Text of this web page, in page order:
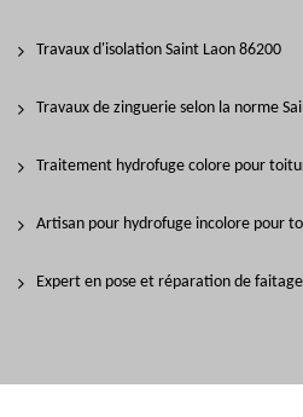
Travaux d'isolation Saint Laon 86200
Travaux de zinguerie selon la norme
Traitement hydrofuge colore pour
Artisan pour hydrofuge incolore pour
Expert en pose et réparation de